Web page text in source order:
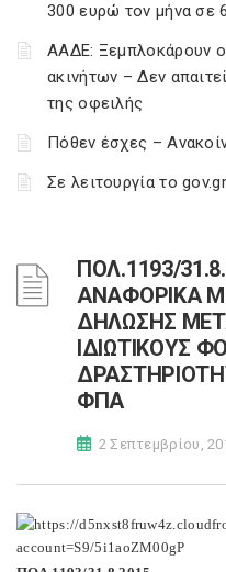
300 ευρώ τον μήνα σε
ΑΑΔΕ: Ξεμπλοκάρουν
ακινήτων – Δεν
της οφειλής
Πόθεν έσχες –
Σε λειτουργία το
ΠΟΛ.1193/
ΑΝΑΦΟΡΙΚΑ
ΔΗΛΩΣΗΣ
ΙΔΙΩΤΙΚΟΥΣ
ΦΠΑ
2 Σεπτεμβρίου,